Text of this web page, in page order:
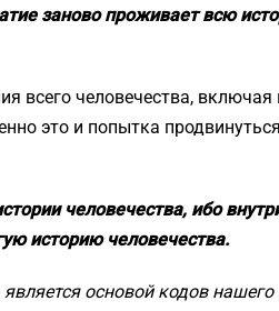
заново проживает всю
всего человечества, включая
это и попытка
человечества, ибо
историю человечества.
является основой кодов